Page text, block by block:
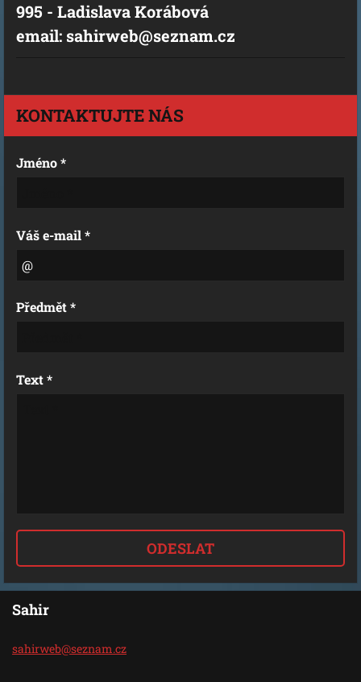
995 - Ladislava Korábová
email: sahirweb@seznam.cz
KONTAKTUJTE NÁS
Jméno *
Váš e-mail *
Předmět *
Text *
Sahir
sahirweb@seznam.cz